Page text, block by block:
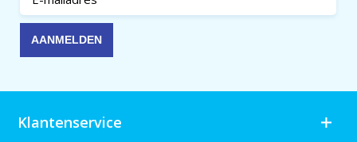
Klantenservice